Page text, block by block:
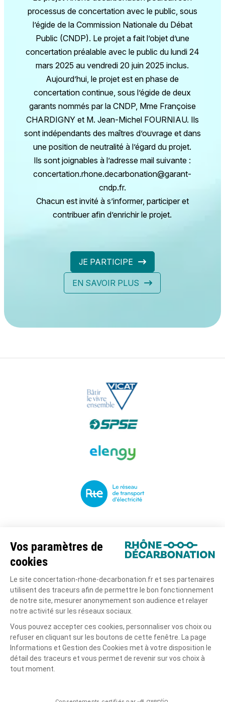
processus de concertation avec le public, sous
l’égide de la Commission Nationale du Débat
Public (CNDP). Le projet a fait l’objet d’une
concertation préalable avec le public du lundi 24
mars 2025 au vendredi 20 juin 2025 inclus.
Aujourd’hui, le projet est en phase de
concertation continue, sous l’égide de deux
garants nommés par la CNDP, Mme Françoise
CHARDIGNY et M. Jean-Michel FOURNIAU. Ils
sont indépendants des maîtres d’ouvrage et dans
une position de neutralité à l’égard du projet.
Ils sont joignables à l’adresse mail suivante :
concertation.rhone.decarbonation@garant-
cndp.fr.
Chacun est invité à s’informer, participer et
contribuer afin d’enrichir le projet.
JE PARTICIPE
EN SAVOIR PLUS
Le projet
Actualités
La documentation
Copyright tous droits réservés